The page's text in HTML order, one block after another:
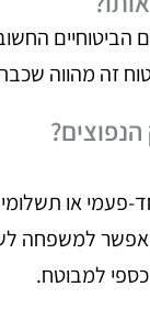
הביטוחיים
זה מהווה
חד-פעמי או
למשפחה
למבוטח.